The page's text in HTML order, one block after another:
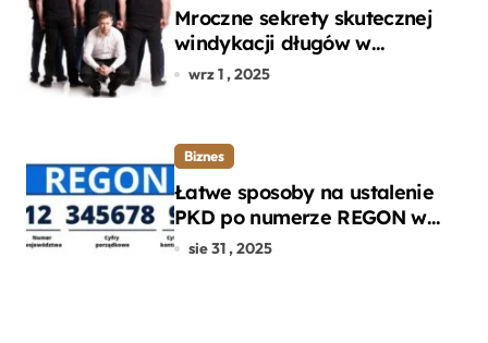
Mroczne sekrety skutecznej
windykacji długów w
departamencie windykacji
wrz 1 , 2025
Biznes
Łatwe sposoby na ustalenie
PKD po numerze REGON w
kilku prostych krokach
sie 31 , 2025